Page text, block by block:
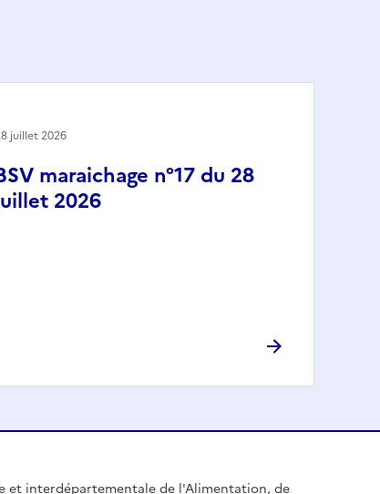
maraichage n°17 du 28
2026
juillet 2026
et interdépartementale de l'Alimentation, de